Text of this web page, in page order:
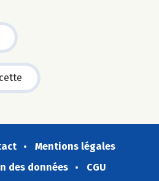
Mentions légales
des données
CGU